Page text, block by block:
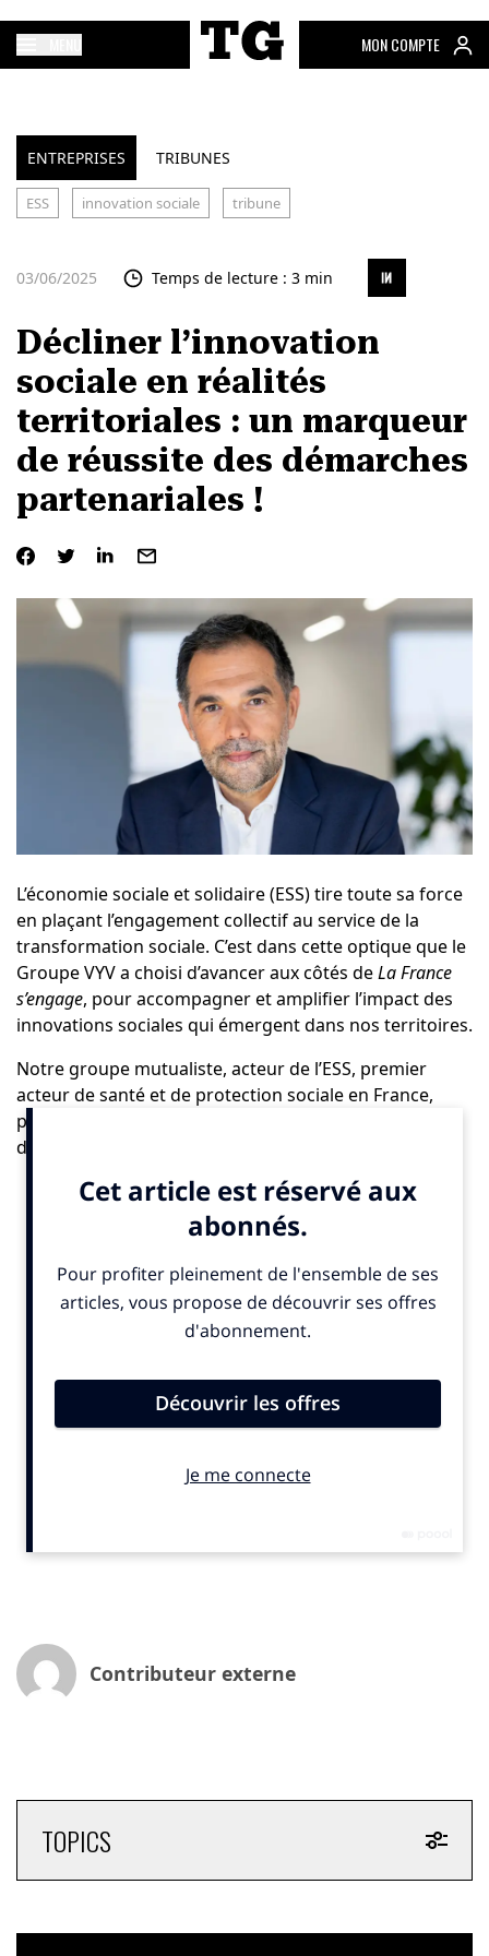
MON COMPTE
ENTREPRISES TRIBUNES
ESS innovation sociale tribune
03/06/2025 Temps de lecture : 3 min
Décliner l’innovation
sociale en réalités
territoriales : un marqueur
de réussite des démarches
partenariales !
L’économie sociale et solidaire (ESS) tire toute sa force
en plaçant l’engagement collectif au service de la
transformation sociale. C’est dans cette optique que le
Groupe VYV a choisi d’avancer aux côtés deLa France
s’engage, pour accompagner et amplifier l’impact des
innovations sociales qui émergent dans nos territoires.
Notre groupe mutualiste, acteur de l’ESS, premier
acteur de santé et de protection sociale en France,
porte dans son ADN les valeurs de solidarité et
d’entraide et les mobilise pour exercer le droit à la
Aujourd’hui plus que jamais, face aux défis sociétaux
qui nous attendent, nous devons réinventer nos
modes d’action et tisser des alliances fécondes avec
celles et ceux qui portent les solutions de demain.
Une alliance stratégique au service de l’innovation
Notre partenariat avecLa France s’engage
parfaitement cette ambition. En mettant à disposition
territorial, nous créons un effet démultiplicateur pour
Cette approche nous permet non seulement de
adressant des réponses à des déterminants de santé
qui sont souvent délaissés par les acteurs classiques
L’alliance nouée entre VYV Enfance et Programme
Malin en est une parfaite illustration. Face au défi
majeur des inégalités sociales de santé durant les 1000
ensemble une réponse innovante et concrète. Ce
Contributeur externe
TOPICS